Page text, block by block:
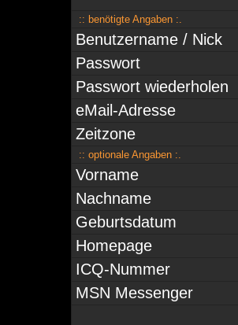
:: benötigte Angaben :.
Benutzername / Nick
Passwort
Passwort wiederholen
eMail-Adresse
Zeitzone
:: optionale Angaben :.
Vorname
Nachname
Geburtsdatum
Homepage
ICQ-Nummer
MSN Messenger